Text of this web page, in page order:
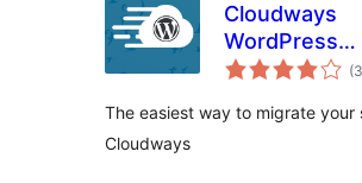
Cloudways
WordPress
Migrator
The easiest way to migrate your
Cloudways